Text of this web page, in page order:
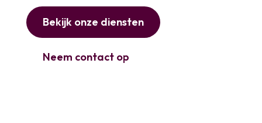
Bekijk onze diensten
Neem contact op